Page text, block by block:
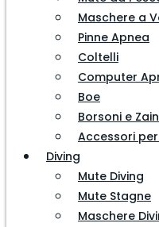
Maschere a
Pinne Apnea
Coltelli
Computer
Boe
Borsoni e
Accessori
Diving
Mute Diving
Mute Stagne
Maschere